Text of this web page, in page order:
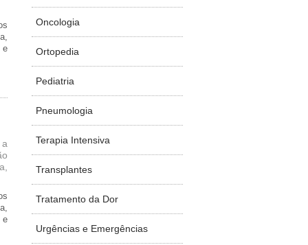
e
e
Oncologia
Ortopedia
Pediatria
Pneumologia
Terapia Intensiva
Transplantes
Tratamento da Dor
Urgências e Emergências